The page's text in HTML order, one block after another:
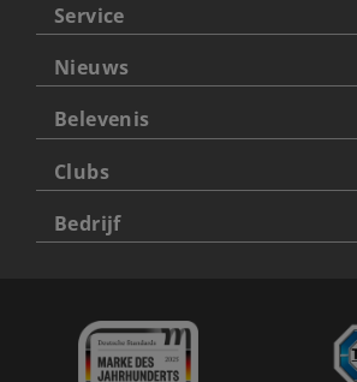
Service
Nieuws
Belevenis
Clubs
Bedrijf